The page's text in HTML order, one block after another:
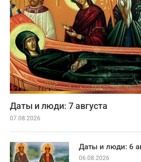
Даты и люди: 7 августа
07.08.2026
Даты и люди: 6
06.08.2026